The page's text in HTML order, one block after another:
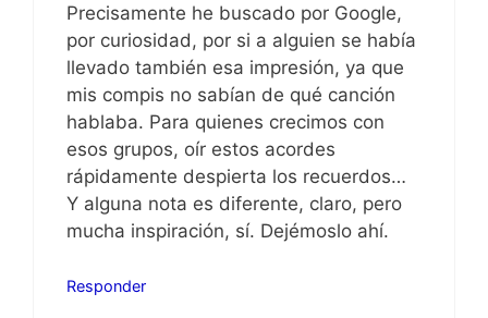
Precisamente he buscado por Google,
por curiosidad, por si a alguien se había
llevado también esa impresión, ya que
mis compis no sabían de qué canción
hablaba. Para quienes crecimos con
esos grupos, oír estos acordes
rápidamente despierta los recuerdos…
Y alguna nota es diferente, claro, pero
mucha inspiración, sí. Dejémoslo ahí.
Responder